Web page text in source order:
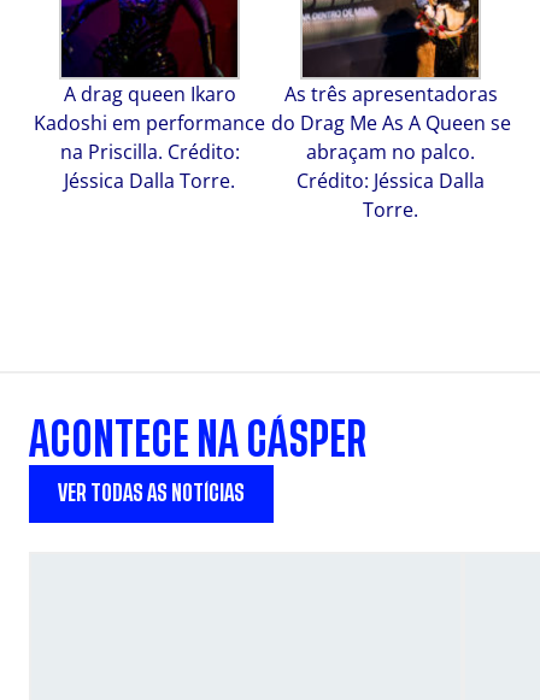
A drag queen Ikaro
Kadoshi em performance
na Priscilla. Crédito:
Jéssica Dalla Torre.
As três apresentadoras
do Drag Me As A Queen se
abraçam no palco.
Crédito: Jéssica Dalla
Torre.
ACONTECE NA CÁSPER
VER TODAS AS NOTÍCIAS